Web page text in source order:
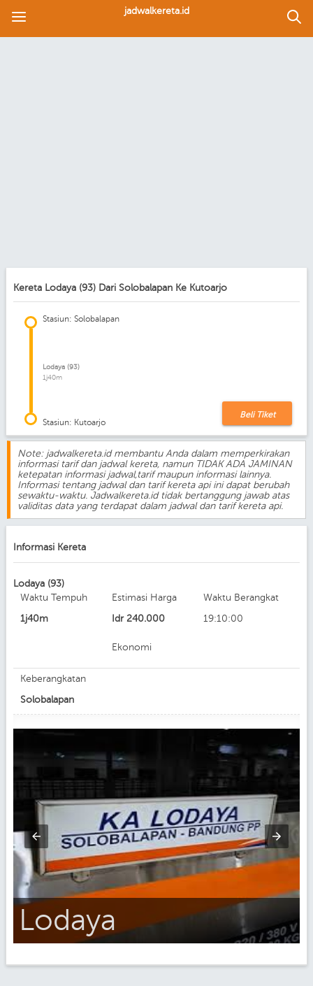
jadwalkereta.id
Kereta Lodaya (93) Dari Solobalapan Ke Kutoarjo
Stasiun: Solobalapan
Lodaya (93)
1j40m
Stasiun: Kutoarjo
Beli Tiket
Note: jadwalkereta.id membantu Anda dalam memperkirakan
informasi tarif dan jadwal kereta, namun TIDAK ADA JAMINAN
ketepatan informasi jadwal,tarif maupun informasi lainnya.
Informasi tentang jadwal dan tarif kereta api ini dapat berubah
sewaktu-waktu. Jadwalkereta.id tidak bertanggung jawab atas
validitas data yang terdapat dalam jadwal dan tarif kereta api.
Informasi Kereta
Lodaya (93)
Waktu Tempuh
1j40m
Estimasi Harga
Idr 240.000
Ekonomi
Waktu Berangkat
19:10:00
Keberangkatan
Solobalapan
Lodaya